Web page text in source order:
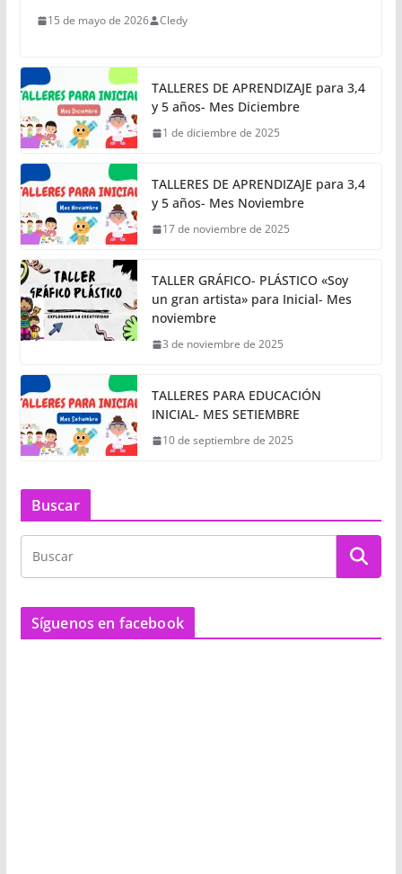
15 de mayo de 2026 Cledy
TALLERES DE APRENDIZAJE para 3,4
y 5 años- Mes Diciembre
1 de diciembre de 2025
TALLERES DE APRENDIZAJE para 3,4
y 5 años- Mes Noviembre
17 de noviembre de 2025
TALLER GRÁFICO- PLÁSTICO «Soy
un gran artista» para Inicial- Mes
noviembre
3 de noviembre de 2025
TALLERES PARA EDUCACIÓN
INICIAL- MES SETIEMBRE
10 de septiembre de 2025
Buscar
Síguenos en facebook